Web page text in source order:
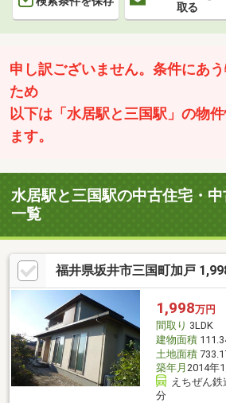
取る
申し訳ございません。条件にあ
ため
以下は「水居駅と三国駅」の物
ます。
水居駅と三国駅の中古住宅・
一覧
福井県坂井市三国町加戸
1,998万円
間取り 3LDK
建物面積
土地面積
築年月 2014年
えちぜん
分